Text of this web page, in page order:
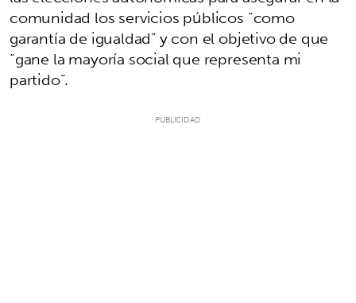
comunidad los servicios públicos “como
garantía de igualdad” y con el objetivo de que
“gane la mayoría social que representa mi
partido”.